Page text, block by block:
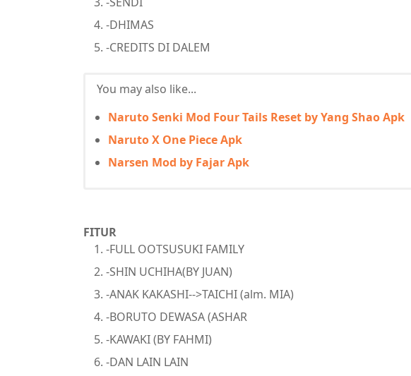
-DHIMAS
-CREDITS DI DALEM
You may also like...
Naruto Senki Mod Four Tails Reset by Yang Shao Apk
Naruto X One Piece Apk
Narsen Mod by Fajar Apk
FITUR
-FULL OOTSUSUKI FAMILY
-SHIN UCHIHA(BY JUAN)
-ANAK KAKASHI-->TAICHI (alm. MIA)
-BORUTO DEWASA (ASHAR
-KAWAKI (BY FAHMI)
-DAN LAIN LAIN